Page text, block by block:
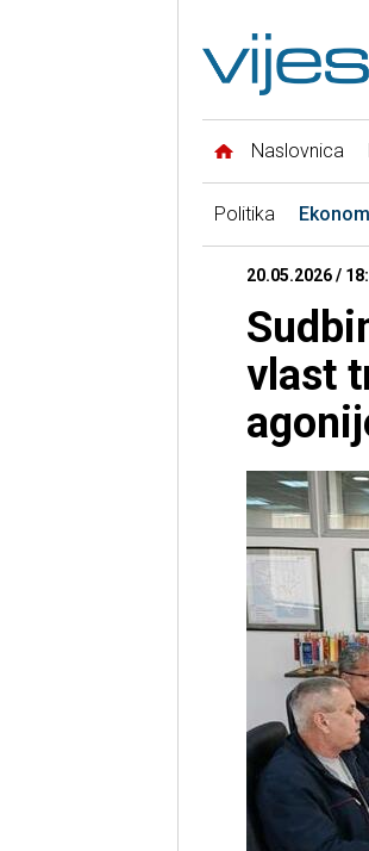
Naslovnica
Politika
20.05.2026 /
vlast